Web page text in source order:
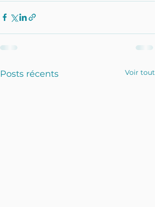
Posts récents Voir tout